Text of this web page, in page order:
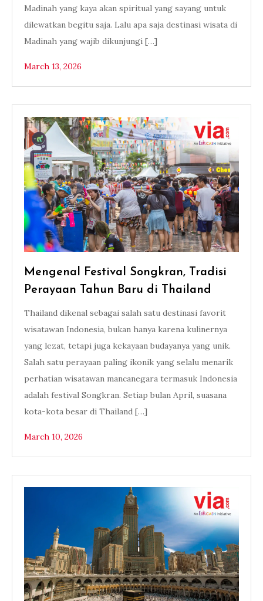
Madinah yang kaya akan spiritual yang sayang untuk
dilewatkan begitu saja. Lalu apa saja destinasi wisata di
Madinah yang wajib dikunjungi […]
March 13, 2026
Mengenal Festival Songkran, Tradisi
Perayaan Tahun Baru di Thailand
Thailand dikenal sebagai salah satu destinasi favorit
wisatawan Indonesia, bukan hanya karena kulinernya
yang lezat, tetapi juga kekayaan budayanya yang unik.
Salah satu perayaan paling ikonik yang selalu menarik
perhatian wisatawan mancanegara termasuk Indonesia
adalah festival Songkran. Setiap bulan April, suasana
kota-kota besar di Thailand […]
March 10, 2026